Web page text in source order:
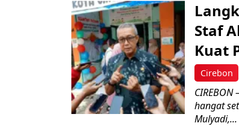
Cirebon
Staf
Kuat
hangat
Mulyadi,...